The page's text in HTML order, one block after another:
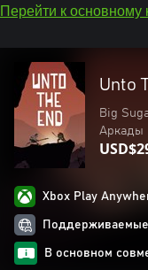
Перейти к основному
Unto
Big
Аркады
Xbox Play
В основном